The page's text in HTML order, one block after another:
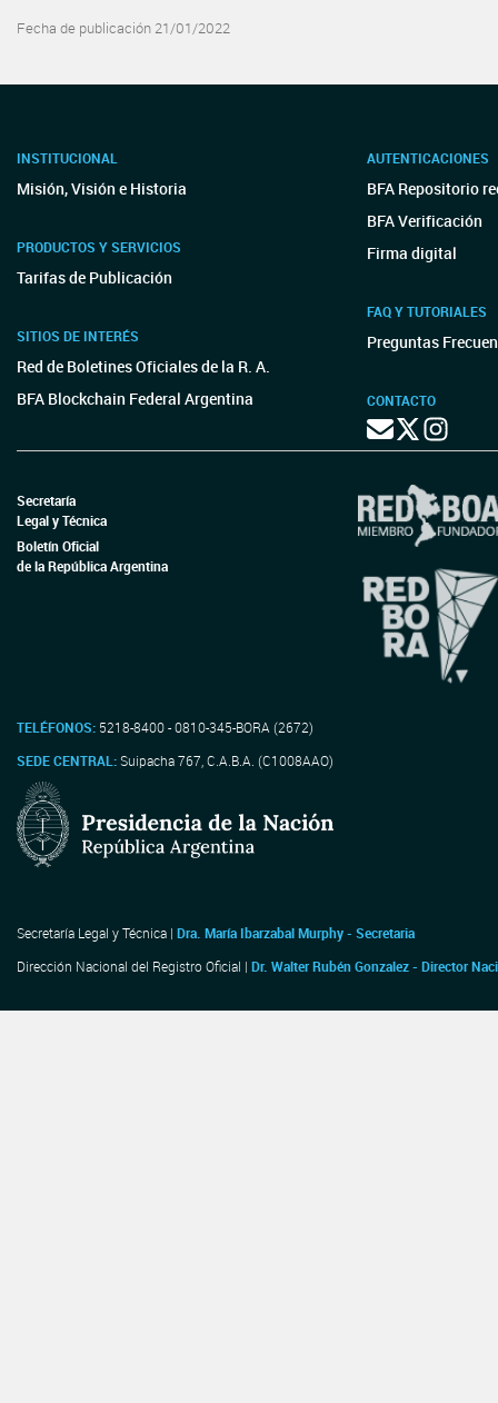
Fecha de publicación 21/01/2022
INSTITUCIONAL
Misión, Visión e Historia
PRODUCTOS Y SERVICIOS
Tarifas de Publicación
SITIOS DE INTERÉS
Red de Boletines Oficiales de la R. A.
BFA Blockchain Federal Argentina
AUTENTICACIONES
BFA Repositorio
BFA Verificación
Firma digital
FAQ Y TUTORIALES
Preguntas
CONTACTO
Secretaría
Legal y Técnica
Boletín Oficial
de la República Argentina
TELÉFONOS: 5218-8400 - 0810-345-BORA (2672)
SEDE CENTRAL:Suipacha 767, C.A.B.A. (C1008AAO)
Secretaría Legal y Técnica | Dra. María Ibarzabal Murphy - Secretaria
Dirección Nacional del Registro Oficial | Dr. Walter Rubén Gonzalez - Director